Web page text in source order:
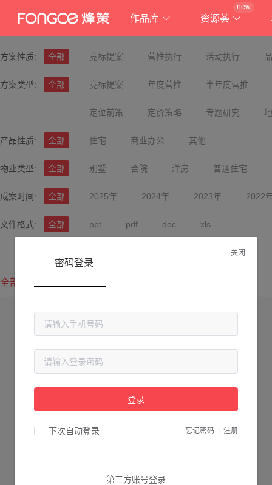
作品库 资源荟
new
方案性质: 全部 竞标提案 营推执行 活动执行
方案类型: 全部 竞标提案 年度营推 半年度营推
定位前策 定价策略 专题研究
产品性质: 全部 住宅 商业办公 其他
物业类型: 全部 别墅 合院 洋房 普通住宅
成案时间: 全部 2025年 2024年 2023年 2022
文件格式: 全部 ppt pdf doc xls
全部方案
关闭
密码登录
登录
下次自动登录 忘记密码 注册
第三方账号登录